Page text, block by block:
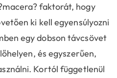
faktorát, hogy
ki kell egyensúlyozni
egy dobson távcsövet
és egyszerűen,
Kortól függetlenül